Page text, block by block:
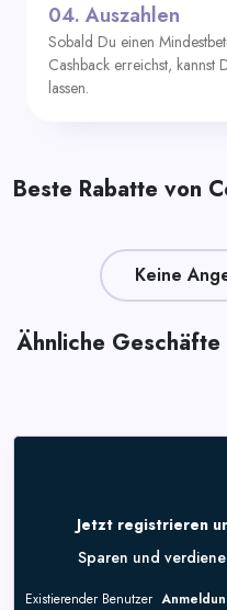
04. Auszahlen
Sobald Du einen
Cashback erreichst, kannst
lassen.
Beste Rabatte von
Keine
Ähnliche Geschäfte
Jetzt registrieren
Sparen und
Existierender Benutzer